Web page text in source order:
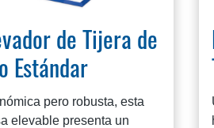
de Tijera de
Estándar
pero robusta, esta
elevable presenta un